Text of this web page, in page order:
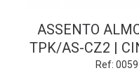
ASSENTO
TPK/AS-CZ2 |
Ref: